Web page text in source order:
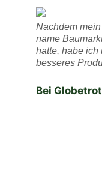
Nachdem
name
hatte, habe ich
besseres
Bei